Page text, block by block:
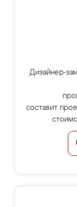
Дизайнер-
составит